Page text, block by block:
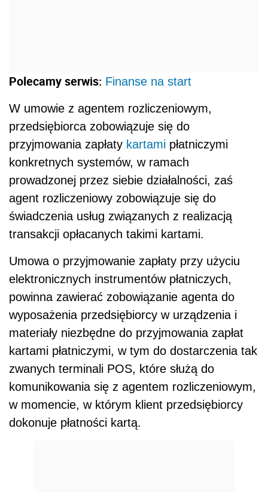
Polecamy serwis: Finanse na start
W umowie z agentem rozliczeniowym,
przedsiębiorca zobowiązuje się do
przyjmowania zapłaty kartami płatniczymi
konkretnych systemów, w ramach
prowadzonej przez siebie działalności, zaś
agent rozliczeniowy zobowiązuje się do
świadczenia usług związanych z realizacją
transakcji opłacanych takimi kartami.
Umowa o przyjmowanie zapłaty przy użyciu
elektronicznych instrumentów płatniczych,
powinna zawierać zobowiązanie agenta do
wyposażenia przedsiębiorcy w urządzenia i
materiały niezbędne do przyjmowania zapłat
kartami płatniczymi, w tym do dostarczenia tak
zwanych terminali POS, które służą do
komunikowania się z agentem rozliczeniowym,
w momencie, w którym klient przedsiębiorcy
dokonuje płatności kartą.